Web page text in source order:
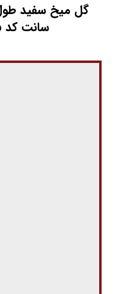
سانت کد GZ15 | بهران انرژی